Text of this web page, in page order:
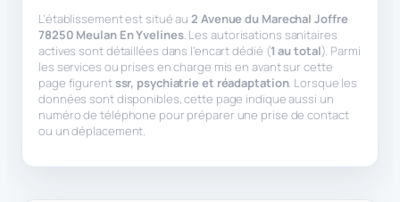
L’établissement est situé au 2 Avenue du Marechal Joffre
78250 Meulan En Yvelines. Les autorisations sanitaires
actives sont détaillées dans l’encart dédié (1 au total). Parmi
les services ou prises en charge mis en avant sur cette
page figurentssr, psychiatrie et réadaptation. Lorsque les
données sont disponibles, cette page indique aussi un
numéro de téléphone pour préparer une prise de contact
ou un déplacement.